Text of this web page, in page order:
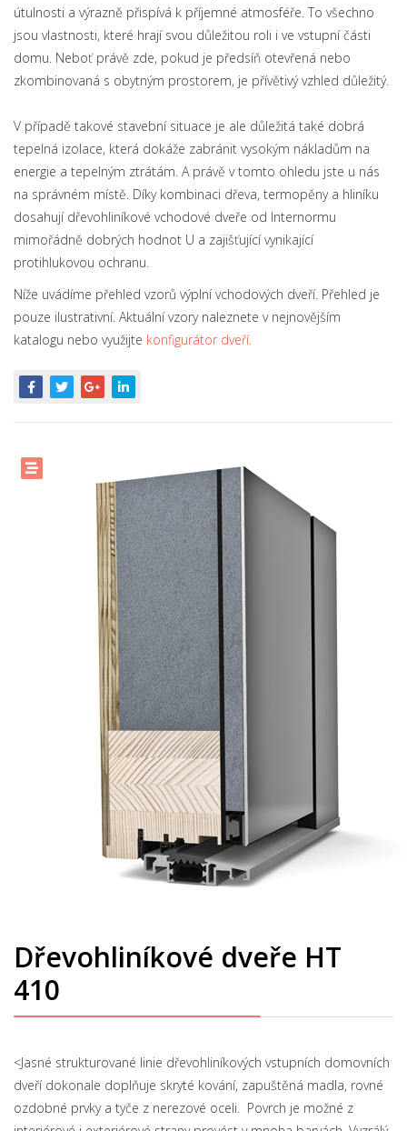
útulnosti a výrazně přispívá k příjemné atmosféře. To všechno
jsou vlastnosti, které hrají svou důležitou roli i ve vstupní části
domu. Neboť právě zde, pokud je předsíň otevřená nebo
zkombinovaná s obytným prostorem, je přívětivý vzhled důležitý.
V případě takové stavební situace je ale důležitá také dobrá
tepelná izolace, která dokáže zabránit vysokým nákladům na
energie a tepelným ztrátám. A právě v tomto ohledu jste u nás
na správném místě. Díky kombinaci dřeva, termopěny a hliníku
dosahují dřevohliníkové vchodové dveře od Internormu
mimořádně dobrých hodnot U a zajišťující vynikající
protihlukovou ochranu.
Níže uvádíme přehled vzorů výplní vchodových dveří. Přehled je
pouze ilustrativní. Aktuální vzory naleznete v nejnovějším
katalogu nebo využijte konfigurátor dveří.
Dřevohliníkové dveře HT
410
<Jasné strukturované linie dřevohliníkových vstupních domovních
dveří dokonale doplňuje skryté kování, zapuštěná madla, rovné
ozdobné prvky a tyče z nerezové oceli. Povrch je možné z